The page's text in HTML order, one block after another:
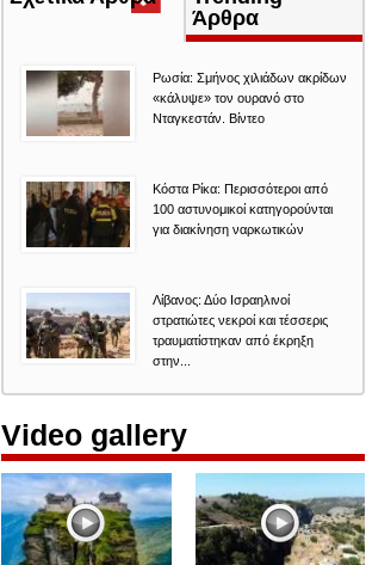
καρτέλα)
Άρθρα
Ρωσία: Σμήνος χιλιάδων ακρίδων
«κάλυψε» τον ουρανό στο
Νταγκεστάν. Βίντεο
Κόστα Ρίκα: Περισσότεροι από
100 αστυνομικοί κατηγορούνται
για διακίνηση ναρκωτικών
Λίβανος: Δύο Ισραηλινοί
στρατιώτες νεκροί και τέσσερις
τραυματίστηκαν από έκρηξη
στην...
Video gallery